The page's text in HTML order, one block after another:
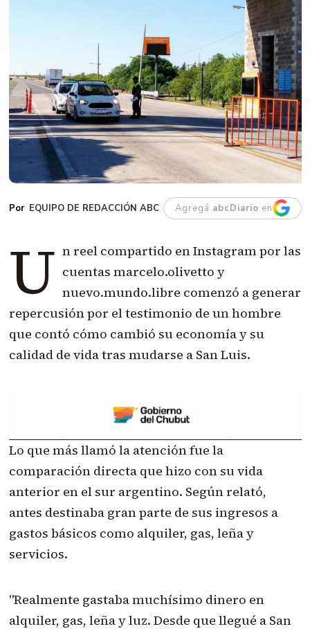
EQUIPO DE REDACCIÓN ABC Agregá abcDiario en
U n reel compartido en Instagram por las
cuentas marcelo.olivetto y
nuevo.mundo.libre comenzó a generar
repercusión por el testimonio de un hombre
que contó cómo cambió su economía y su
calidad de vida tras mudarse a San Luis.
Lo que más llamó la atención fue la
comparación directa que hizo con su vida
anterior en el sur argentino. Según relató,
antes destinaba gran parte de sus ingresos a
gastos básicos como alquiler, gas, leña y
servicios.
"Realmente gastaba muchísimo dinero en
alquiler, gas, leña y luz. Desde que llegué a San